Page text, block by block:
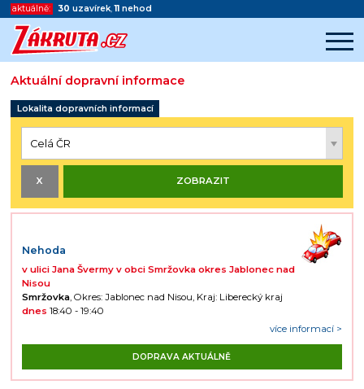
aktuálně: 30 uzavírek,11 nehod
Aktuální dopravní informace
Začátek reklamy
Konec reklamy
Lokalita dopravních informací
Nehoda
v ulici Jana Švermy v obci Smržovka okres Jablonec nad
Nisou
Smržovka, Okres: Jablonec nad Nisou, Kraj: Liberecký kraj
dnes 18:40 - 19:40
více informací >
DOPRAVA AKTUÁLNĚ